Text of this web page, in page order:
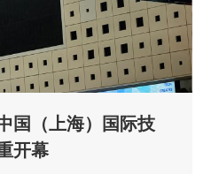
国（上海）国际技
开幕